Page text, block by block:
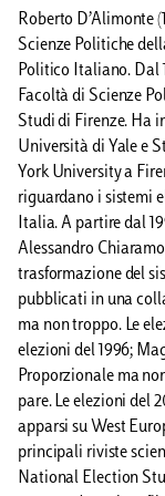
Roberto D’Alimonte
Scienze Politiche
Politico Italiano. Dal
Facoltà di Scienze
Studi di Firenze. Ha
Università di Yale e
York University a
riguardano i sistemi
Italia. A partire dal
Alessandro
trasformazione del
pubblicati in una
ma non troppo. Le
elezioni del 1996;
Proporzionale ma
pare. Le elezioni del
apparsi su West
principali riviste
National Election